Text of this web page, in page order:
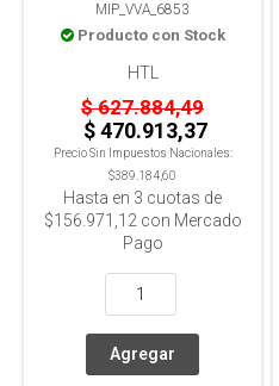
DV2 Volumen Variable
0.1-2Ul
MIP_VVA_6853
Producto con Stock
HTL
$ 627.884,49
$ 470.913,37
Precio Sin Impuestos Nacionales:
$389.184,60
Hasta en 3 cuotas de
$156.971,12 con Mercado
Pago